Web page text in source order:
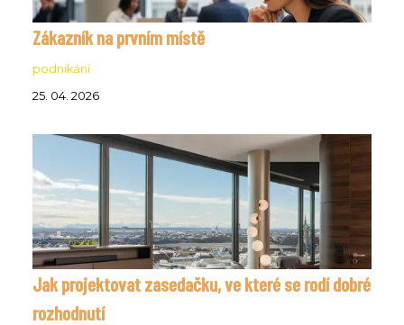
Zákazník na prvním místě
podnikání
25. 04. 2026
Jak projektovat zasedačku, ve které se rodí dobré
rozhodnutí